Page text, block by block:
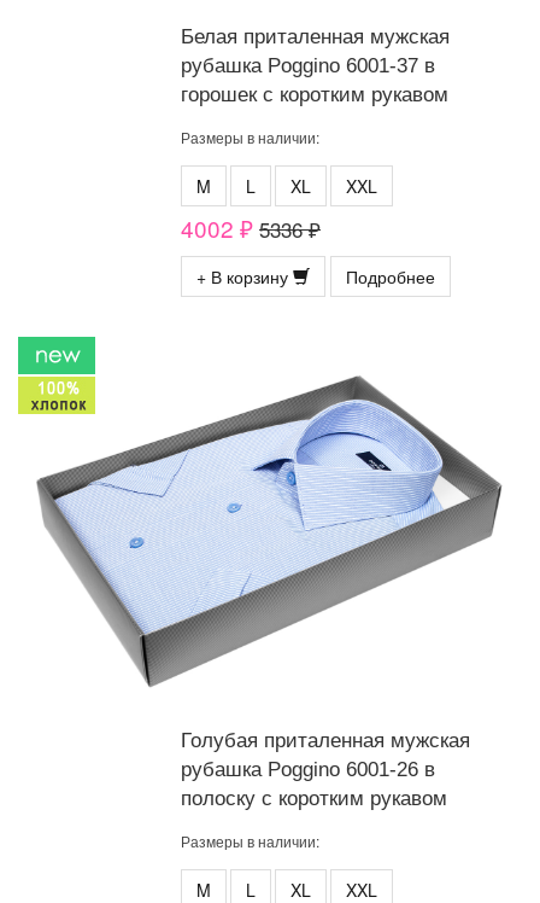
Белая приталенная мужская
рубашка Poggino 6001-37 в
горошек с коротким рукавом
Размеры в наличии:
M L XL XXL
4002 ₽ 5336 ₽
+ В корзину Подробнее
Голубая приталенная мужская
рубашка Poggino 6001-26 в
полоску с коротким рукавом
Размеры в наличии:
M L XL XXL